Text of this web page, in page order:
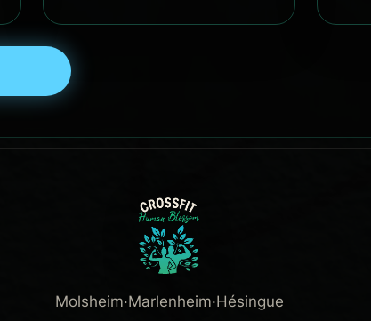
Molsheim·Marlenheim·Hésingue